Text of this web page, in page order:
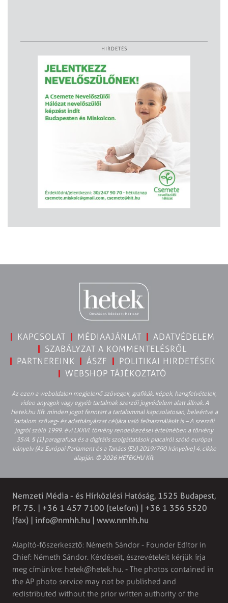
HIRDETÉS
KAPCSOLAT MÉDIAAJÁNLAT
ADATVÉDELEM
SZABÁLYZAT A KOMMENTELÉSRŐL
PARTNEREINK
ÁSZF
POLITIKAI HIRDETÉSEK
WEBSHOP TÁJÉKOZTATÓ
Az ezen a weboldalon megjelenő szövegek, grafikák, képek, hangfelvételek,
video anyagok vagy egyéb tartalmak szerzői jogvédelem alatt állnak. A
Hetek.hu Kft. minden jogot fenntart a tartalommal kapcsolatosan, beleértve a
tartalom szöveg- és adatbányászat céljára való felhasználását is – A szerzői
jogról szóló 1999. évi LXXVI. törvény rendelkezései értelmében a törvény
35/A. § (1) paragrafusa és a digitális szolgáltatások piacairól szóló európai
irányelv (Az Európai Parlament és a Tanács (EU) 2019/790 Irányelve) 4. cikke
alapján. © 2026 HETEK.HU Kft.
Nemzeti Média - és Hírközlési Hatóság, 1525 Budapest,
Pf. 75. | +36 1 457 7100 (telefon) | +36 1 356 5520
(fax) | info@nmhh.hu | www.nmhh.hu
Alapító-főszerkesztő: Németh Sándor - Founder Editor in
Chief: Németh Sándor. Kérdéseit, észrevételeit kérjük írja
meg címünkre: hetek@hetek.hu. - The photos contained in
the AP photo service may not be published and
redistributed without the prior written authority of the